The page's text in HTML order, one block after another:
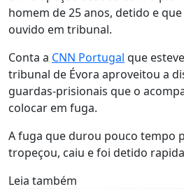
homem de 25 anos, detido e
ouvido em tribunal.
Conta a CNN Portugal que
tribunal de Évora aproveitou a
guardas-prisionais que o
colocar em fuga.
A fuga que durou pouco tempo
tropeçou, caiu e foi detido
Leia também